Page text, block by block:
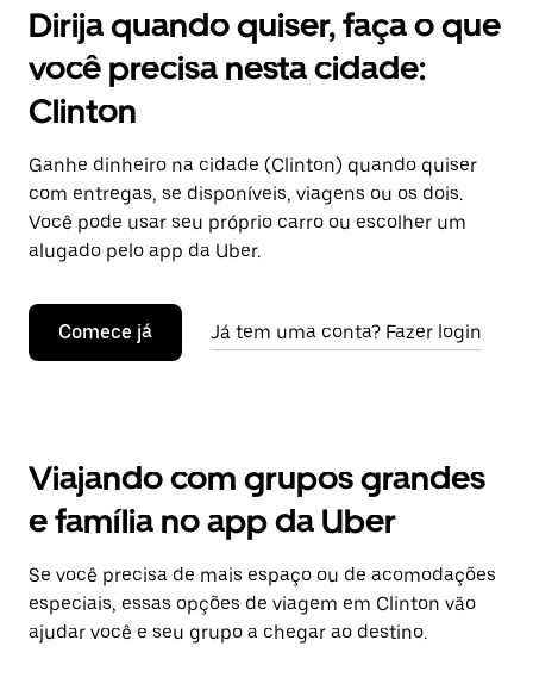
Dirija quando quiser, faça o que
você precisa nesta cidade:
Clinton
Ganhe dinheiro na cidade (Clinton) quando quiser
com entregas, se disponíveis, viagens ou os dois.
Você pode usar seu próprio carro ou escolher um
alugado pelo app da Uber.
Comece já Já tem uma conta? Fazer login
Viajando com grupos grandes
e família no app da Uber
Se você precisa de mais espaço ou de acomodações
especiais, essas opções de viagem em Clinton vão
ajudar você e seu grupo a chegar ao destino.